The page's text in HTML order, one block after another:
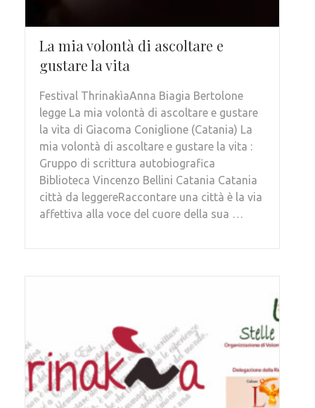
La mia volontà di ascoltare e
gustare la vita
Festival ThrinakìaAnna Biagia Bertolone
legge La mia volontà di ascoltare e gustare
la vita di Giacoma Coniglione (Catania) La
mia volontà di ascoltare e gustare la vita :
Gruppo di scrittura autobiografica
Biblioteca Vincenzo Bellini Catania Catania
città da leggereRaccontare una città è la via
affettiva alla voce del cuore della sua …